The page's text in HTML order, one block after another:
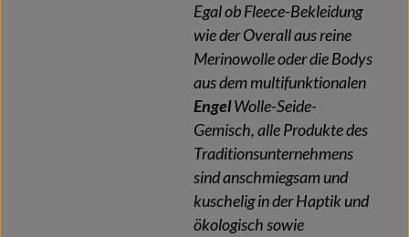
Egal ob Fleece-Bekleidung
wie der Overall aus reine
Merinowolle oder die Bodys
aus dem multifunktionalen
EngelWolle-Seide-
Gemisch, alle Produkte des
Traditionsunternehmens
sind anschmiegsam und
kuschelig in der Haptik und
ökologisch sowie